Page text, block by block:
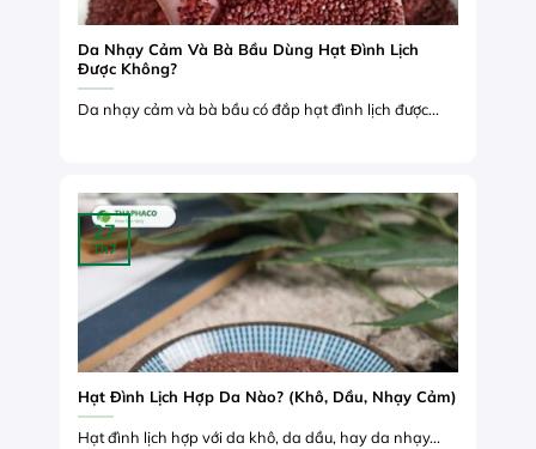
Da Nhạy Cảm Và Bà Bầu Dùng Hạt Đình Lịch
Được Không?
Da nhạy cảm và bà bầu có đắp hạt đình lịch được...
Hạt Đình Lịch Hợp Da Nào? (Khô, Dầu, Nhạy Cảm)
Hạt đình lịch hợp với da khô, da dầu, hay da nhạy...
27
Th7